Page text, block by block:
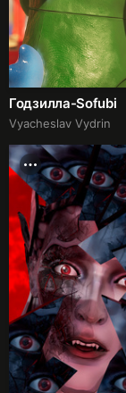
Годзилла-Sofubi
Vyacheslav Vydrin